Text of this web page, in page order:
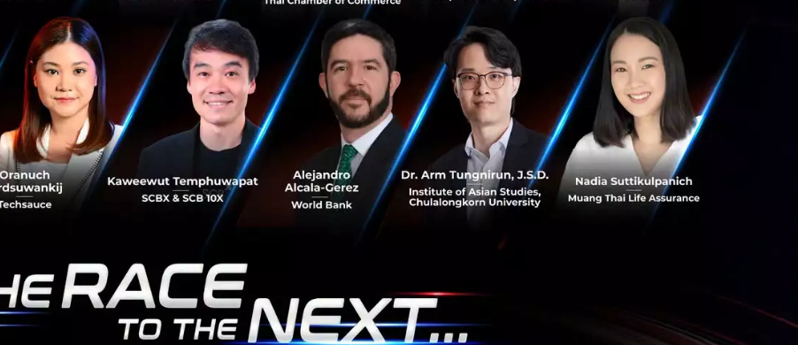
สุขภาพที่สามารถสวมใส่ได้ ไม่ว่าจะเป็นเครื่องวัดอัตราการเต้นของหัวใจ เครื่อง
ครื่องวัดความดันโลหิต, เครื่องตรวจสุขภาพอื่นๆ จะเห็นได้ว่าอุปกรณ์ต่างๆ เหล่า
งขวาง แล้วเราจะทำอย่างไรในการจัดการกับข้อมูลจากเครื่องเหล่านี้ได้บ้าง? แล้ว
ารถถูกนำไปใช้ได้อย่างไร? คุณนาเดียพูดในแง่ของผู้ใช้งานที่ต้องการให้เกิดการ
โรงพยาบาล กระทรวงสาธารณสุข บริษัทประกัน แพลตฟอร์มด้านสุขภาพต่างๆ ใน
รถือครองข้อมูลกลับมายังเจ้าของข้อมูลเพื่อที่จะช่วยในการประหยัดเวลา ค่าใช้
คือการร่วมมือกันระหว่างแต่ละหน่วยงานในการนำข้อมูลเหล่านี้มาสร้าง
องข้อมูลอย่างแท้จริง